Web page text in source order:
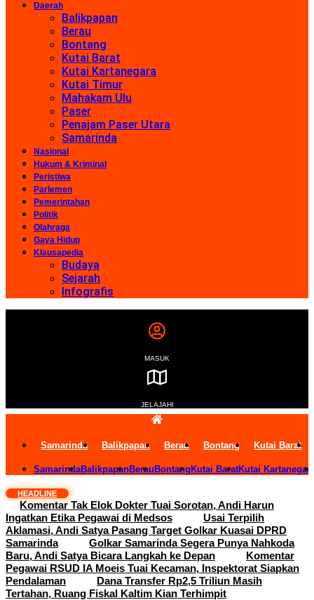
Daerah
Balikpapan
Berau
Bontang
Kutai Barat
Kutai Kartanegara
Kutai Timur
Mahakam Ulu
Paser
Penajam Paser Utara
Samarinda
Nasional
Hukum & Kriminal
Peristiwa
Parlemen
Pemerintahan
Politik
Olahraga
Gaya Hidup
Klausapedia
Budaya
Sejarah
Infografis
MASUK
JELAJAHI
Samarinda Balikpapan Berau Bontang Kutai Barat
SamarindaBalikpapanBerau Bontang Kutai BaratKutai
HEADLINE
Komentar Tak Elok Dokter Tuai Sorotan, Andi Harun
Ingatkan Etika Pegawai di Medsos
Usai Terpilih
Aklamasi, Andi Satya Pasang Target Golkar Kuasai DPRD
Samarinda
Golkar Samarinda Segera Punya Nahkoda
Baru, Andi Satya Bicara Langkah ke Depan
Komentar
Pegawai RSUD IA Moeis Tuai Kecaman, Inspektorat Siapkan
Pendalaman
Dana Transfer Rp2,5 Triliun Masih
Tertahan, Ruang Fiskal Kaltim Kian Terhimpit